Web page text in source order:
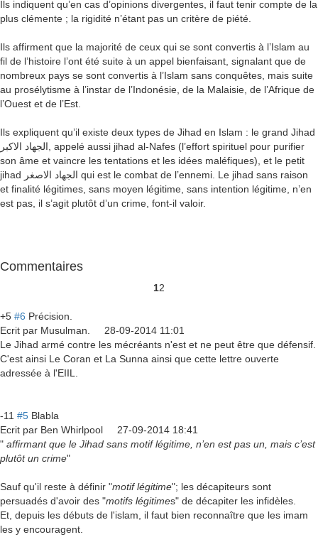
Ils indiquent qu’en cas d’opinions divergentes, il faut tenir compte de la
plus clémente ; la rigidité n’étant pas un critère de piété.
Ils affirment que la majorité de ceux qui se sont convertis à l’Islam au
fil de l’histoire l’ont été suite à un appel bienfaisant, signalant que de
nombreux pays se sont convertis à l’Islam sans conquêtes, mais suite
au prosélytisme à l’instar de l’Indonésie, de la Malaisie, de l’Afrique de
l’Ouest et de l’Est.
Ils expliquent qu’il existe deux types de Jihad en Islam : le grand Jihad
الجهاد الاكبر, appelé aussi jihad al-Nafes (l’effort spirituel pour purifier
son âme et vaincre les tentations et les idées maléfiques), et le petit
jihad الجهاد الاصغر qui est le combat de l’ennemi. Le jihad sans raison
et finalité légitimes, sans moyen légitime, sans intention légitime, n’en
est pas, il s’agit plutôt d’un crime, font-il valoir.
Commentaires
12
+5 #6 Précision.
Ecrit par Musulman.
28-09-2014 11:01
Le Jihad armé contre les mécréants n'est et ne peut être que défensif.
C'est ainsi Le Coran et La Sunna ainsi que cette lettre ouverte
adressée à l'EIIL.
-11 #5 Blabla
Ecrit par Ben Whirlpool
27-09-2014 18:41
" affirmant que le Jihad sans motif légitime, n’en est pas un, mais c’est
plutôt un crime"
Sauf qu'il reste à définir "motif légitime"; les décapiteurs sont
persuadés d'avoir des "motifs légitimes" de décapiter les infidèles.
Et, depuis les débuts de l'islam, il faut bien reconnaître que les imam
les y encouragent.